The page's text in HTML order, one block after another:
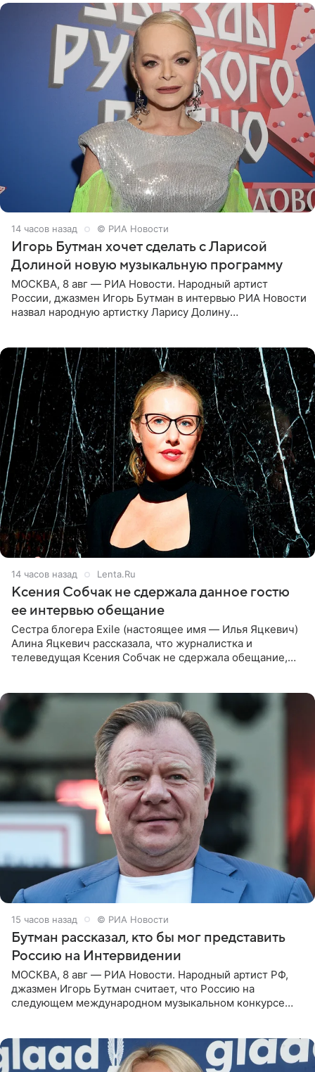
14 часов назад © РИА Новости
Игорь Бутман хочет сделать с Ларисой
Долиной новую музыкальную программу
МОСКВА, 8 авг — РИА Новости. Народный артист
России, джазмен Игорь Бутман в интервью РИА Новости
назвал народную артистку Ларису Долину
14 часов назад Lenta.Ru
Ксения Собчак не сдержала данное гостю
ее интервью обещание
Сестра блогера Exile (настоящее имя — Илья Яцкевич)
Алина Яцкевич рассказала, что журналистка и
телеведущая Ксения Собчак не сдержала обещание,
15 часов назад © РИА Новости
Бутман рассказал, кто бы мог представить
Россию на Интервидении
МОСКВА, 8 авг — РИА Новости. Народный артист РФ,
джазмен Игорь Бутман считает, что Россию на
следующем международном музыкальном конкурсе